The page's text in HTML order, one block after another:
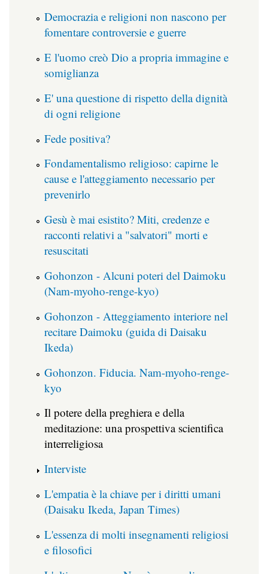
Democrazia e religioni non nascono per
fomentare controversie e guerre
E l'uomo creò Dio a propria immagine e
somiglianza
E' una questione di rispetto della dignità
di ogni religione
Fede positiva?
Fondamentalismo religioso: capirne le
cause e l'atteggiamento necessario per
prevenirlo
Gesù è mai esistito? Miti, credenze e
racconti relativi a "salvatori" morti e
resuscitati
Gohonzon - Alcuni poteri del Daimoku
(Nam-myoho-renge-kyo)
Gohonzon - Atteggiamento interiore nel
recitare Daimoku (guida di Daisaku
Ikeda)
Gohonzon. Fiducia. Nam-myoho-renge-
kyo
Il potere della preghiera e della
meditazione: una prospettiva scientifica
interreligiosa
Interviste
L'empatia è la chiave per i diritti umani
(Daisaku Ikeda, Japan Times)
L'essenza di molti insegnamenti religiosi
e filosofici